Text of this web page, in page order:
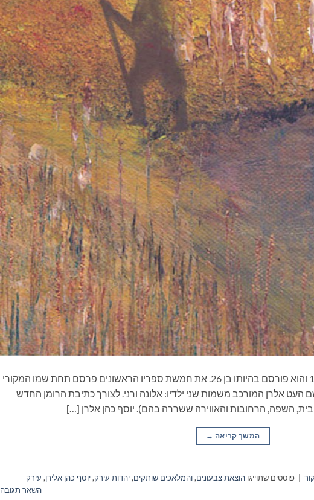
את הטיוטא לספרו הראשון כתב בגיל 16 והוא פורסם בהיותו בן 26. את חמשת ספריו הראשונים פרסם תחת שמו המקורי
העט אלרן המורכב משמות שני ילדיו: אלונה ורני. לצורך כתיבת הרומן החדש
השפה, הרחובות והאווירה ששררה בהם). יוסף כהן אלרן […]
המשך קריאה →
פוסטים שתוייגו הוצאת צבעונים,והמלאכים שותקים,יהדות עירק,יוסף כהן אלירן, עירק
השאר תגובה